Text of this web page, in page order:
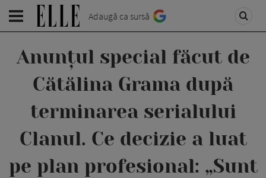
Adaugă ca sursă
Anunțul special făcut de
Cătălina Grama după
terminarea serialului
Clanul. Ce decizie a luat
pe plan profesional: „Sunt